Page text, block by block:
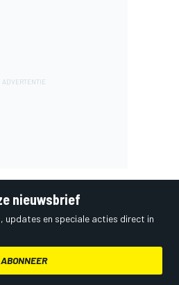
nieuwsbrief
updates en speciale acties direct in
ABONNEER